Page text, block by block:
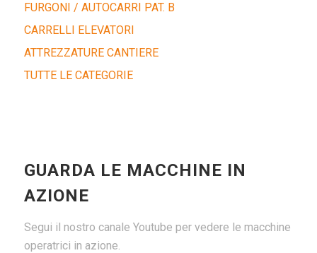
FURGONI / AUTOCARRI PAT. B
CARRELLI ELEVATORI
ATTREZZATURE CANTIERE
TUTTE LE CATEGORIE
GUARDA LE MACCHINE IN
AZIONE
Segui il nostro canale Youtube per vedere le macchine
operatrici in azione.